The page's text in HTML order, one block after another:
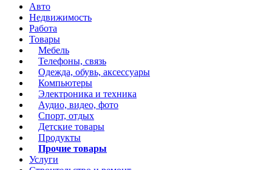
Авто
Недвижимость
Работа
Товары
Мебель
Телефоны, связь
Одежда, обувь, аксессуары
Компьютеры
Электроника и техника
Аудио, видео, фото
Спорт, отдых
Детские товары
Продукты
Прочие товары
Услуги